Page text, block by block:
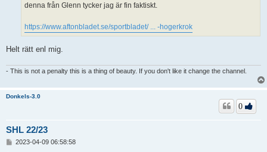
denna från Glenn tycker jag är fin faktiskt.
https://www.aftonbladet.se/sportbladet/ ... -hogerkrok
Helt rätt enl mig.
- This is not a penalty this is a thing of beauty. If you don't like it change the channel.
Donkels-3.0
SHL 22/23
0
2023-04-09 06:58:58